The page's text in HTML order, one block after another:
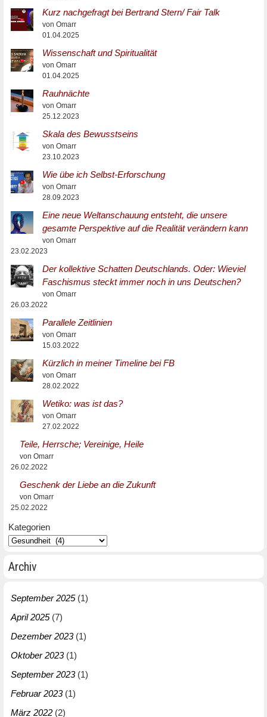
Kurz nachgefragt bei Bertrand Stern/ Fair Talk
von Omarr
01.04.2025
Wissenschaft und Spiritualität
von Omarr
01.04.2025
Rauhnächte
von Omarr
25.12.2023
Skala des Bewusstseins
von Omarr
23.10.2023
Wie übe ich Selbst-Erforschung
von Omarr
28.09.2023
Eine neue Weltanschauung entsteht, die unsere
gesamte Perspektive auf die Realität verändern kann
von Omarr
23.02.2023
Der kollektive Schatten Deutschlands. Oder: Wieviel
Faschismus steckt immer noch in uns Deutschen?
von Omarr
26.03.2022
Parallele Zeitlinien
von Omarr
15.03.2022
Kürzlich in meiner Timeline bei FB
von Omarr
28.02.2022
Wetiko: was ist das?
von Omarr
27.02.2022
Teile, Herrsche; Vereinige, Heile
von Omarr
26.02.2022
Geschenk der Liebe an die Zukunft
von Omarr
25.02.2022
Kategorien
Archiv
September 2025(1)
April 2025(7)
Dezember 2023(1)
Oktober 2023(1)
September 2023(1)
Februar 2023(1)
März 2022 (2)